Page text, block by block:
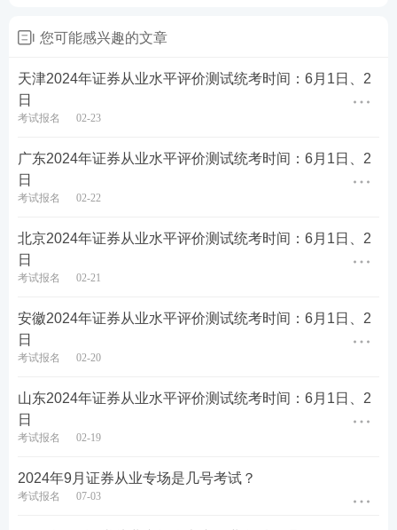
第四步：填写报名信息，确保信息真实有效，保存进
入下一步。
您可能感兴趣的文章
天津2024年证券从业水平评价测试统考时间：6月1日、2
日
考试报名 02-23
广东2024年证券从业水平评价测试统考时间：6月1日、2
日
考试报名 02-22
北京2024年证券从业水平评价测试统考时间：6月1日、2
日
考试报名 02-21
安徽2024年证券从业水平评价测试统考时间：6月1日、2
日
考试报名 02-20
山东2024年证券从业水平评价测试统考时间：6月1日、2
日
考试报名 02-19
2024年9月证券从业专场是几号考试？
考试报名 07-03